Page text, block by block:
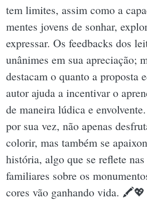
tem limites, assim como a
mentes jovens de sonhar,
expressar. Os feedbacks dos
unânimes em sua apreciação;
destacam o quanto a proposta
autor ajuda a incentivar o
de maneira lúdica e
por sua vez, não apenas
colorir, mas também se
história, algo que se reflete nas
familiares sobre os
cores vão ganhando vida. 🖍💖